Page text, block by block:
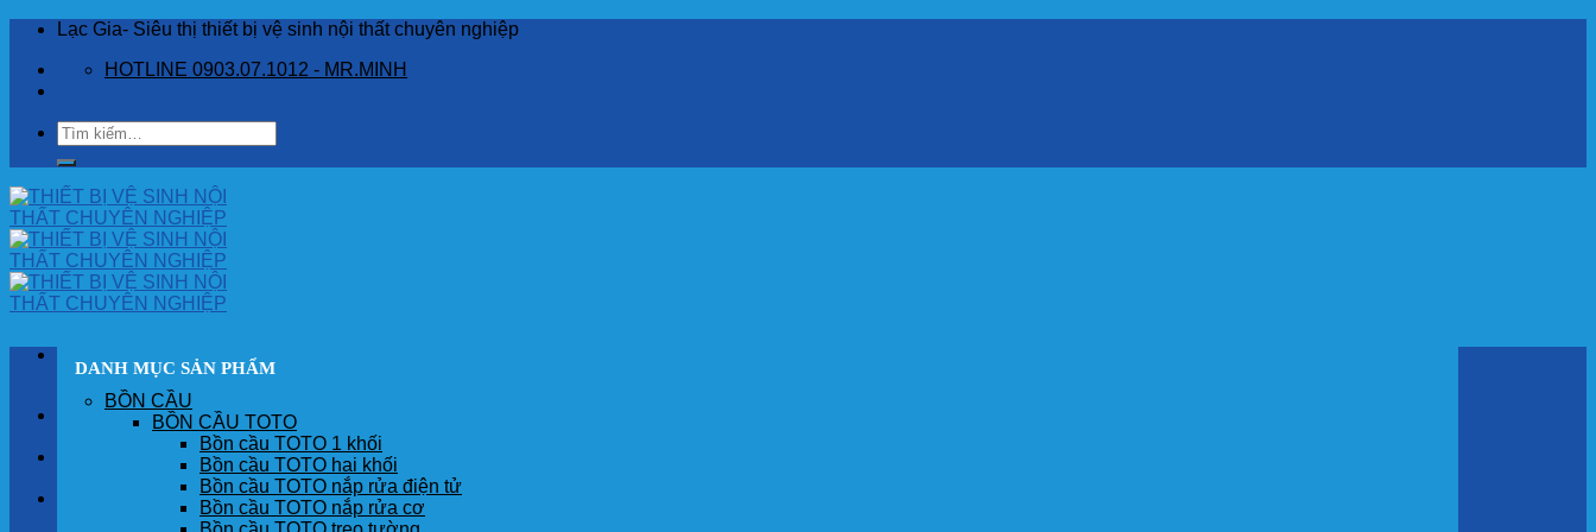
Skip
content
Lạc Gia- Siêu thị thiết bị vệ sinh nội thất chuyên nghiệp
HOTLINE 0903.07.1012 - MR.MINH
Tìm
kiếm:
TRANG CHỦ
DANH MỤC SẢN PHẨM
BỒN CẦU
BỒN CẦU TOTO
Bồn cầu TOTO 1 khối
Bồn cầu TOTO hai khối
Bồn cầu TOTO nắp rửa điện tử
Bồn cầu TOTO nắp rửa cơ